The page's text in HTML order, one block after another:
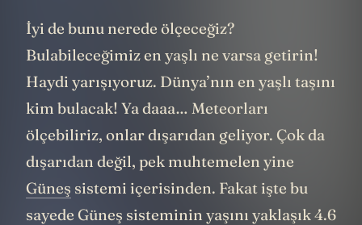
İyi de bunu nerede ölçeceğiz?
Bulabileceğimiz en yaşlı ne varsa getirin!
Haydi yarışıyoruz. Dünya’nın en yaşlı taşını
kim bulacak! Ya daaa… Meteorları
ölçebiliriz, onlar dışarıdan geliyor. Çok da
dışarıdan değil, pek muhtemelen yine
Güneş sistemi içerisinden. Fakat işte bu
sayede Güneş sisteminin yaşını yaklaşık 4.6